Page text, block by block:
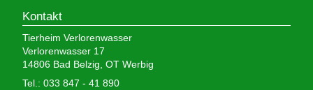
Kontakt
Tierheim Verlorenwasser
Verlorenwasser 17
14806 Bad Belzig, OT Werbig
Tel.: 033 847 - 41 890